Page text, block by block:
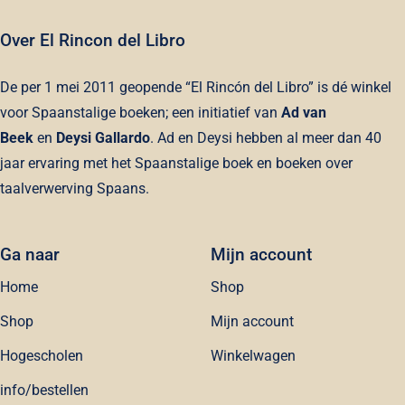
Over El Rincon del Libro
De per 1 mei 2011 geopende “El Rincón del Libro” is dé winkel
voor Spaanstalige boeken; een initiatief van Ad van
Beeken Deysi Gallardo. Ad en Deysi hebben al meer dan 40
jaar ervaring met het Spaanstalige boek en boeken over
taalverwerving Spaans.
Ga naar
Home
Shop
Hogescholen
info/bestellen
Mijn account
Shop
Mijn account
Winkelwagen